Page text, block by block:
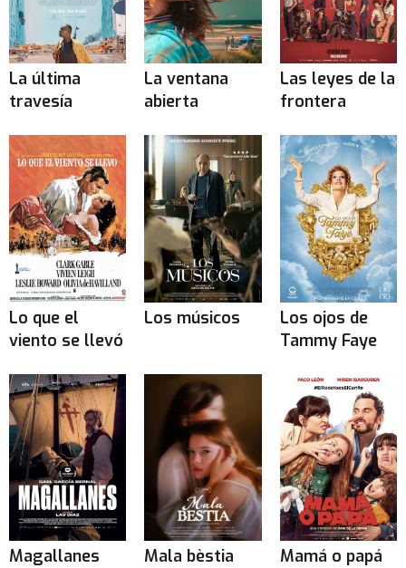
La última
travesía
La ventana
abierta
Las leyes de la
frontera
Lo que el
viento se llevó
Los músicos
Los ojos de
Tammy Faye
Magallanes Mala bèstia Mamá o papá